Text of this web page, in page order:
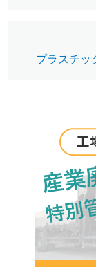
プラスチッ